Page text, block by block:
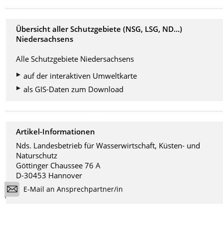
Übersicht aller Schutzgebiete (NSG, LSG, ND...)
Niedersachsens
Alle Schutzgebiete Niedersachsens
auf der interaktiven Umweltkarte
als GIS-Daten zum Download
Artikel-Informationen
Nds. Landesbetrieb für Wasserwirtschaft, Küsten- und
Naturschutz
Göttinger Chaussee 76 A
D-30453 Hannover
E-Mail an Ansprechpartner/in